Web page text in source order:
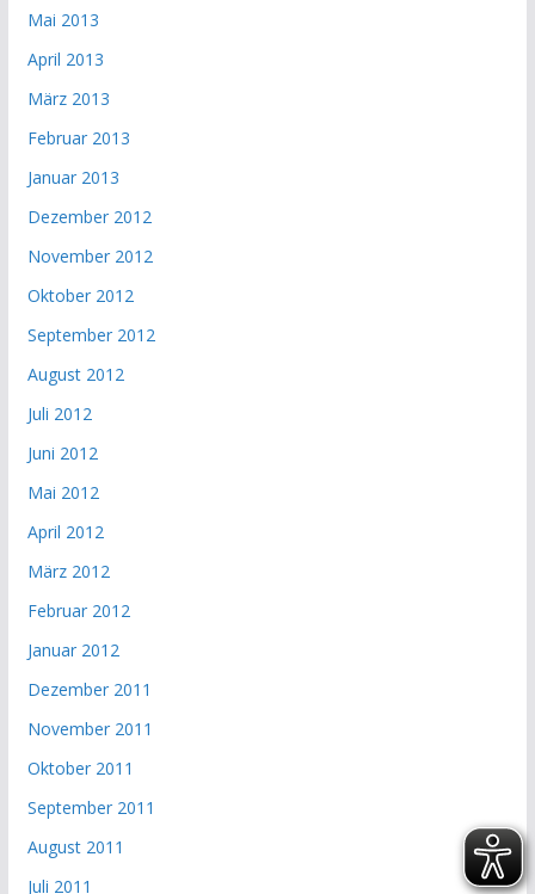
Mai 2013
April 2013
März 2013
Februar 2013
Januar 2013
Dezember 2012
November 2012
Oktober 2012
September 2012
August 2012
Juli 2012
Juni 2012
Mai 2012
April 2012
März 2012
Februar 2012
Januar 2012
Dezember 2011
November 2011
Oktober 2011
September 2011
August 2011
Juli 2011